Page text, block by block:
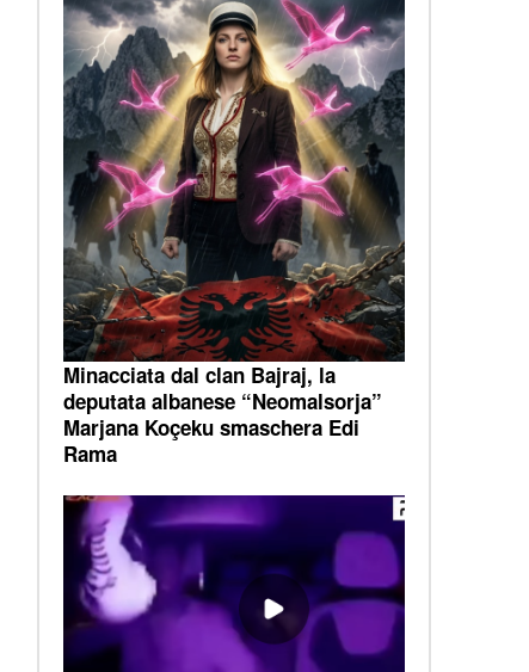
Minacciata dal clan Bajraj, la
deputata albanese “Neomalsorja”
Marjana Koçeku smaschera Edi
Rama